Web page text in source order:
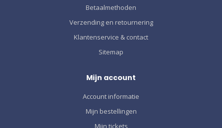
Betaalmethoden
Verzending en retournering
Klantenservice & contact
Sitemap
Mijn account
Account informatie
Mijn bestellingen
Mijn tickets